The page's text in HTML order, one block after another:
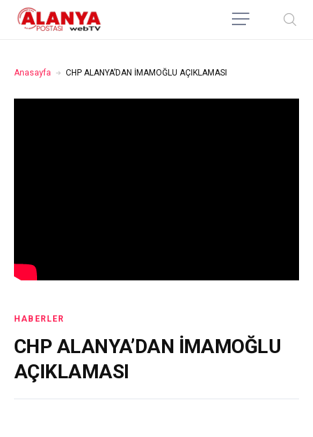
Anasayfa CHP ALANYA’DAN İMAMOĞLU AÇIKLAMASI
HABERLER
CHP ALANYA’DAN İMAMOĞLU
AÇIKLAMASI